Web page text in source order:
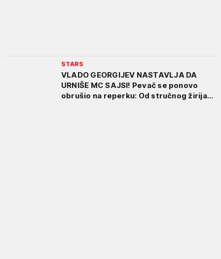
STARS
VLADO GEORGIJEV NASTAVLJA DA
URNIŠE MC SAJSI! Pevač se ponovo
obrušio na reperku: Od stručnog žirija...